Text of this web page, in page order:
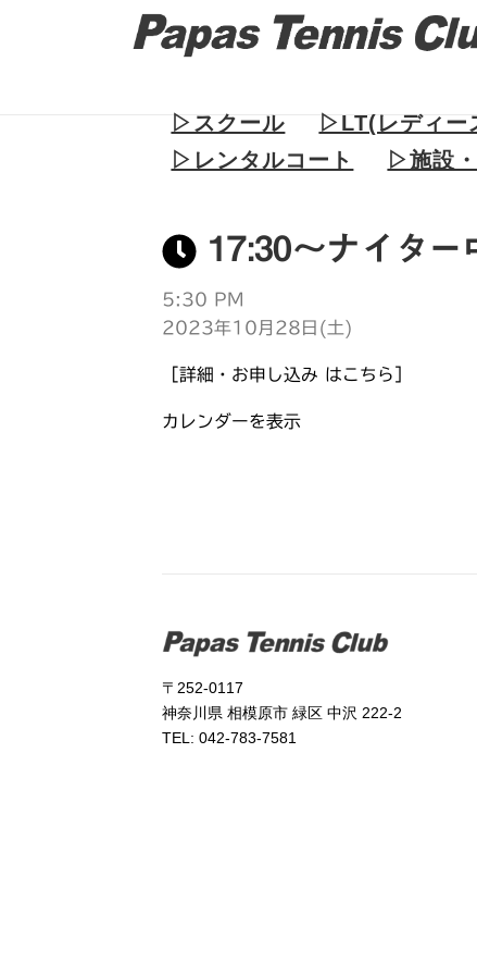
▷スクール ▷LT(レディー
▷レンタルコート
▷施設
17:30～ナイター
5:30 PM
2023年10月28日(土)
［詳細・お申し込み はこちら］
カレンダーを表示
〒252-0117
神奈川県 相模原市 緑区 中沢 222-2
TEL: 042-783-7581